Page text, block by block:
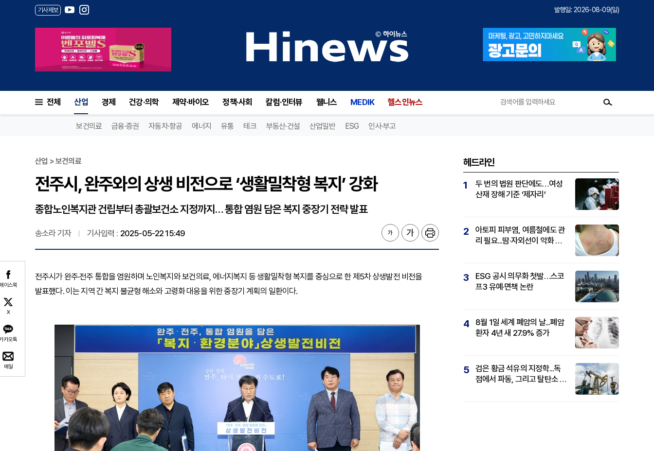
기사제보 발행일: 2026-08-09(일)
전체 산업 경제 건강·의학 제약·바이오 정책·사회 칼럼·인터뷰 웰니스 MEDIK 헬스인뉴스
보건의료 금융·증권 자동차·항공 에너지 유통 테크 부동산·건설 산업일반 ESG 인사·부고
이스북
X
카오톡
메일
산업 > 보건의료
전주시, 완주와의 상생 비전으로 ‘생활밀착형 복지’ 강화
종합노인복지관 건립부터 총괄보건소 지정까지… 통합 염원 담은 복지 중장기 전략 발표
송소라 기자 기사입력 : 2025-05-22 15:49
전주시가 완주·전주 통합을 염원하며 노인복지와 보건의료, 에너지복지 등 생활밀착형 복지를 중심으로 한 제5차 상생발전 비전을
발표했다. 이는 지역 간 복지 불균형 해소와 고령화 대응을 위한 중장기 계획의 일환이다.
헤드라인
1
두 번의 법원 판단에도…여성
산재 장해 기준 ‘제자리’
2
아토피 피부염, 여름철에도 관
리 필요...땀·자외선이 악화 요
3
ESG 공시 의무화 첫발…스코
프3 유예·면책 논란
4
8월 1일 세계 폐암의 날...폐암
환자 4년 새 27.9% 증가
5
검은 황금 석유의 지정학...독
점에서 파동, 그리고 탈탄소 패